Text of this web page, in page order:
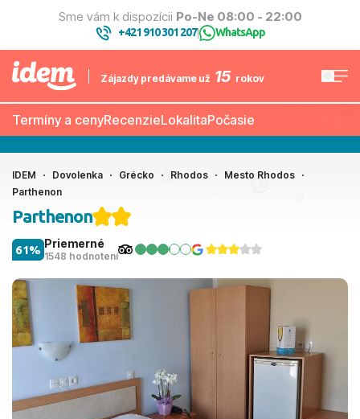
Sme vám k dispozícii Po-Ne 08:00 - 22:00
+421 910 301 207| WhatsApp
Zájazdy predávame už 15 rokov
Termíny a cenyRecenzieLokalitaPočasie
IDEM Dovolenka Grécko Rhodos
Mesto Rhodos
Parthenon
Parthenon
Priemerné
1548 hodnotení
61%